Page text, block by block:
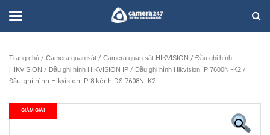
Trang chủ / Camera quan sát / Camera quan sát HIKVISION / Đầu ghi hình
HIKVISION / Đầu ghi hình HIKVISION IP / Đầu ghi hình Hikvision IP 7600NI-K2 /
Đầu ghi hình Hikvision IP 8 kênh DS-7608NI-K2
GIẢM GIÁ!